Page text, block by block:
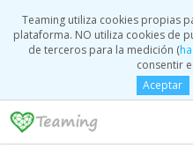
Teaming utiliza cookies propias
plataforma. NO utiliza cookies de
de terceros para la medición (
consentir
Aceptar